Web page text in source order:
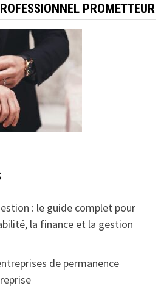
PROMETTEUR
: le guide complet pour
la finance et la gestion
de permanence